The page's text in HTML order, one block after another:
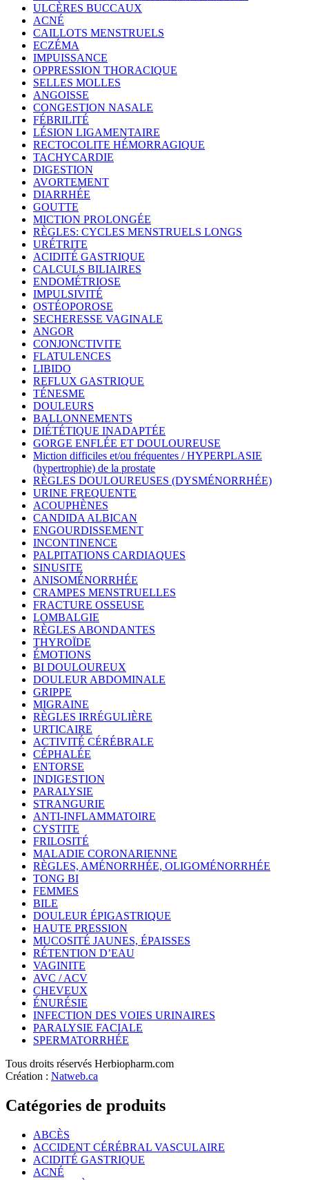
ULCÈRES BUCCAUX
ACNÉ
CAILLOTS MENSTRUELS
ECZÉMA
IMPUISSANCE
OPPRESSION THORACIQUE
SELLES MOLLES
ANGOISSE
CONGESTION NASALE
FÉBRILITÉ
LÉSION LIGAMENTAIRE
RECTOCOLITE HÉMORRAGIQUE
TACHYCARDIE
DIGESTION
AVORTEMENT
DIARRHÉE
GOUTTE
MICTION PROLONGÉE
RÈGLES: CYCLES MENSTRUELS LONGS
URÉTRITE
ACIDITÉ GASTRIQUE
CALCULS BILIAIRES
ENDOMÉTRIOSE
IMPULSIVITÉ
OSTÉOPOROSE
SECHERESSE VAGINALE
ANGOR
CONJONCTIVITE
FLATULENCES
LIBIDO
REFLUX GASTRIQUE
TÉNESME
DOULEURS
BALLONNEMENTS
DIÉTÉTIQUE INADAPTÉE
GORGE ENFLÉE ET DOULOUREUSE
Miction difficiles et/ou fréquentes / HYPERPLASIE
(hypertrophie) de la prostate
RÈGLES DOULOUREUSES (DYSMÉNORRHÉE)
URINE FREQUENTE
ACOUPHÈNES
CANDIDA ALBICAN
ENGOURDISSEMENT
INCONTINENCE
PALPITATIONS CARDIAQUES
SINUSITE
ANISOMÉNORRHÉE
CRAMPES MENSTRUELLES
FRACTURE OSSEUSE
LOMBALGIE
RÈGLES ABONDANTES
THYROÏDE
ÉMOTIONS
BI DOULOUREUX
DOULEUR ABDOMINALE
GRIPPE
MIGRAINE
RÈGLES IRRÉGULIÈRE
URTICAIRE
ACTIVITÉ CÉRÉBRALE
CÉPHALÉE
ENTORSE
INDIGESTION
PARALYSIE
STRANGURIE
ANTI-INFLAMMATOIRE
CYSTITE
FRILOSITÉ
MALADIE CORONARIENNE
RÈGLES, AMÉNORRHÉE, OLIGOMÉNORRHÉE
TONG BI
FEMMES
BILE
DOULEUR ÉPIGASTRIQUE
HAUTE PRESSION
MUCOSITÉ JAUNES, ÉPAISSES
RÉTENTION D’EAU
VAGINITE
AVC / ACV
CHEVEUX
ÉNURÉSIE
INFECTION DES VOIES URINAIRES
PARALYSIE FACIALE
SPERMATORRHÉE
Tous droits réservés Herbiopharm.com
Création : Natweb.ca
Catégories de produits
ABCÈS
ACCIDENT CÉRÉBRAL VASCULAIRE
ACIDITÉ GASTRIQUE
ACNÉ